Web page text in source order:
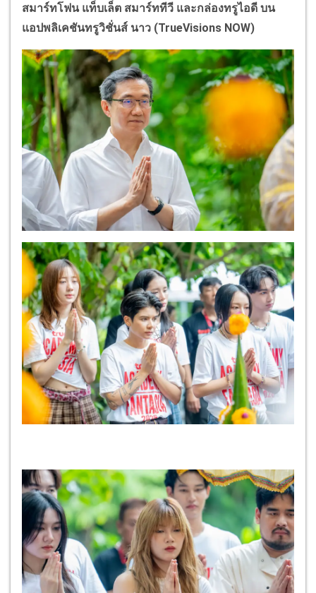
สมาร์ทโฟน แท็บเล็ต สมาร์ททีวี และกล่องทรูไอดี บน
แอปพลิเคชันทรูวิชั่นส์ นาว (TrueVisions NOW)